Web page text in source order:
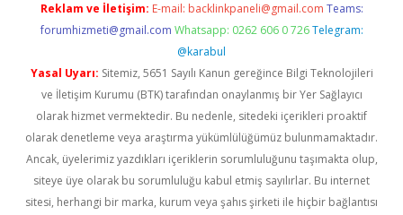
Reklam ve İletişim: E-mail: backlinkpaneli@gmail.com Teams:
forumhizmeti@gmail.com Whatsapp: 0262 606 0 726 Telegram:
@karabul
Yasal Uyarı: Sitemiz, 5651 Sayılı Kanun gereğince Bilgi Teknolojileri
ve İletişim Kurumu (BTK) tarafından onaylanmış bir Yer Sağlayıcı
olarak hizmet vermektedir. Bu nedenle, sitedeki içerikleri proaktif
olarak denetleme veya araştırma yükümlülüğümüz bulunmamaktadır.
Ancak, üyelerimiz yazdıkları içeriklerin sorumluluğunu taşımakta olup,
siteye üye olarak bu sorumluluğu kabul etmiş sayılırlar. Bu internet
sitesi, herhangi bir marka, kurum veya şahıs şirketi ile hiçbir bağlantısı